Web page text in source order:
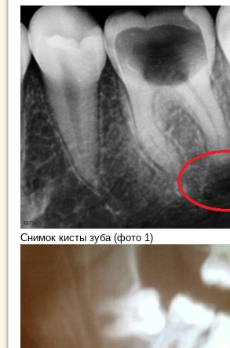
Снимок кисты зуба (фото 1)